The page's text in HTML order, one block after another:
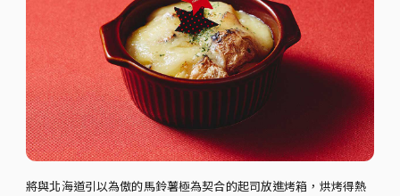
將與北海道引以為傲的馬鈴薯極為契合的起司放進烤箱，烘烤得熱